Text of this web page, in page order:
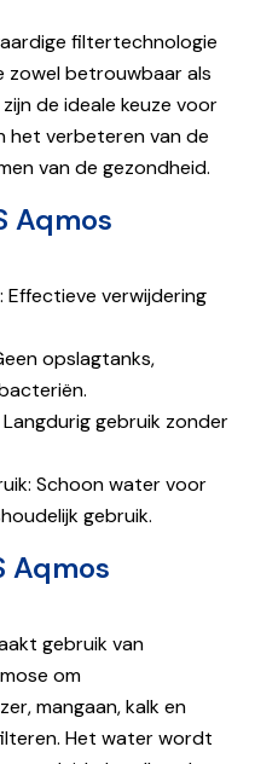
filtertechnologie
zowel betrouwbaar als
de ideale keuze voor
het verbeteren van de
van de gezondheid.
Aqmos
Effectieve verwijdering
opslagtanks,
gebruik zonder
Schoon water voor
gebruik.
Aqmos
gebruik van
om
mangaan, kalk en
Het water wordt